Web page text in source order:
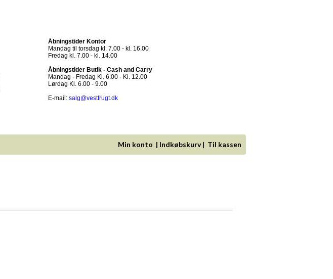
Åbningstider Kontor
Mandag til torsdag kl. 7.00 - kl. 16.00
Fredag kl. 7.00 - kl. 14.00
Åbningstider Butik - Cash and Carry
Mandag - Fredag Kl. 6.00 - Kl. 12.00
Lørdag Kl. 6.00 - 9.00
E-mail: salg@vestfrugt.dk
Min konto | Indkøbskurv| Til kassen